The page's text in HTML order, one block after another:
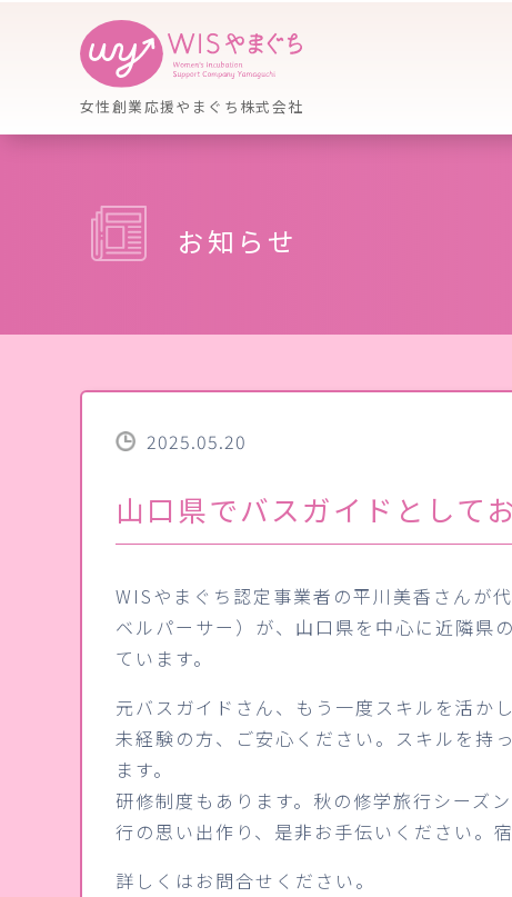
女性創業応援やまぐち株式会社
お知らせ
2025.05.20
山口県でバスガイドとして
WISやまぐち認定事業者の平川美香さんが
ベルパーサー）が、山口県を中心に近隣県
ています。
元バスガイドさん、もう一度スキルを活か
未経験の方、ご安心ください。スキルを持
ます。
研修制度もあります。秋の修学旅行シーズ
行の思い出作り、是非お手伝いください。
詳しくはお問合せください。